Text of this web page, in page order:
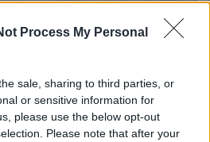
Process My Personal
sale, sharing to third parties, or
or sensitive information for
please use the below opt-out
Please note that after your